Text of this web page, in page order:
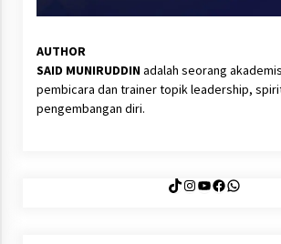
AUTHOR
SAID MUNIRUDDINadalah seorang
pembicara dan trainer topik leadership,
pengembangan diri.
TikTok
Instagram
YouTube
Facebook